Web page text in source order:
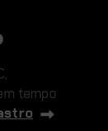
tempo